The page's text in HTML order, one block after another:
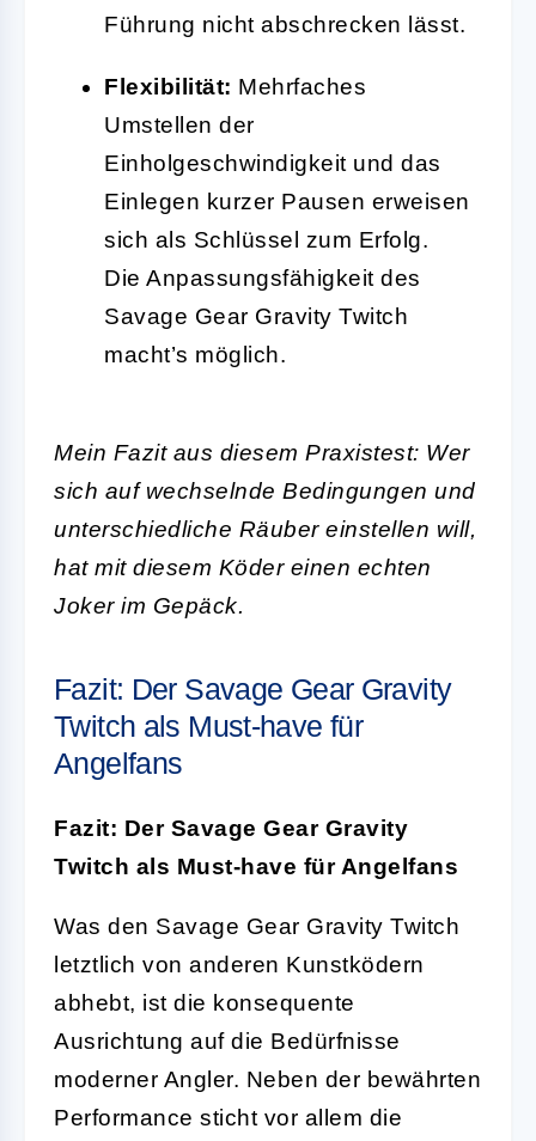
Führung nicht abschrecken lässt.
Flexibilität: Mehrfaches
Umstellen der
Einholgeschwindigkeit und das
Einlegen kurzer Pausen erweisen
sich als Schlüssel zum Erfolg.
Die Anpassungsfähigkeit des
Savage Gear Gravity Twitch
macht’s möglich.
Mein Fazit aus diesem Praxistest: Wer
sich auf wechselnde Bedingungen und
unterschiedliche Räuber einstellen will,
hat mit diesem Köder einen echten
Joker im Gepäck.
Fazit: Der Savage Gear Gravity
Twitch als Must-have für
Angelfans
Fazit: Der Savage Gear Gravity
Twitch als Must-have für Angelfans
Was den Savage Gear Gravity Twitch
letztlich von anderen Kunstködern
abhebt, ist die konsequente
Ausrichtung auf die Bedürfnisse
moderner Angler. Neben der bewährten
Performance sticht vor allem die